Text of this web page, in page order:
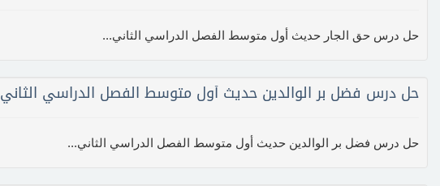
حل درس حق الجار حديث أول متوسط الفصل الدراسي الثاني...
حل درس فضل بر الوالدين حديث أول متوسط الفصل الدراسي الثاني
حل درس فضل بر الوالدين حديث أول متوسط الفصل الدراسي الثاني...